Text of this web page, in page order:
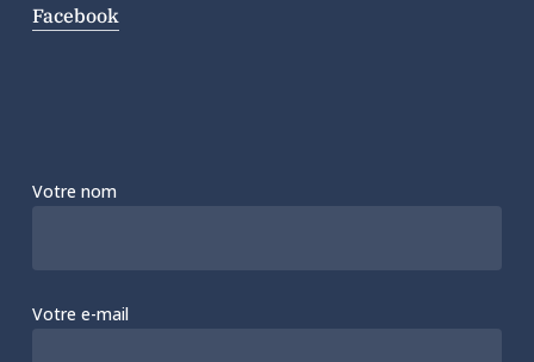
Facebook
Votre nom
Votre e-mail